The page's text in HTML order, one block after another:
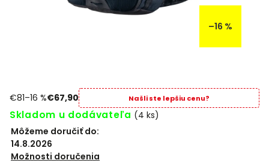
–16 %
€81–16 %€67,90 Našli ste lepšiu cenu?
Skladom u dodávateľa (4 ks)
Môžeme doručiť do:
14.8.2026
Možnosti doručenia